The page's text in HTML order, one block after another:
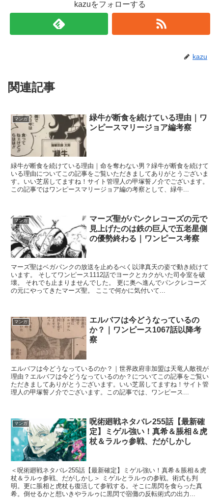
kazuをフォローする
kazu
関連記事
マンガ
緑牛が断食を続けている理由｜ワ
ンピースマリージョア編考察
緑牛が断食を続けている理由｜命を奪わない男？緑牛が断食を続けて
いる理由についてこの記事をご覧いただきましてありがとうございま
す。いい芝居してますね！サイト管理人の甲塚誓ノ介でございます。
この記事ではワンピースマリージョア編の考察として、緑牛...
マンガ
マーズ聖がパンクレコーズの元で
見上げたのは鉄の巨人で五老星側
の優勢終わる｜ワンピース考察
マーズ聖はベガパンクの放送を止めるべく以津真天の姿で動き続けて
います。 そしてワンピース1112話でヨークとカクがいた司令室を破
壊。 それでも止まりませんでした。 更に奥へ進んでパンクレコーズ
の元にやってきたマーズ聖。 ここで何かに気付いて...
マンガ
エルバフは今どうなっているの
か？｜ワンピース1067話以降考
察
エルバフは今どうなっているのか？｜世界政府非加盟は天竜人敵視が
理由？エルバフは今どうなっているのか？についてこの記事をご覧い
ただきましてありがとうございます。いい芝居してますね！サイト管
理人の甲塚誓ノ介でございます。この記事では、ワンピース...
マンガ
呪術廻戦ネタバレ255話【最新確
定】ミゲル強い！真希＆脹相＆虎
杖＆ラルゥ参戦、だがしかし
＜呪術廻戦ネタバレ255話【最新確定】ミゲル強い！真希＆脹相＆虎
杖＆ラルゥ参戦、だがしかし＞ ミゲルとラルゥの参戦。術式も判
明。更に脹相と虎杖も復活して参戦する。そこに黒閃を食らった真
希。倒せるかと想いきやラルゥに黒閃で宿儺の反転術式の出力...